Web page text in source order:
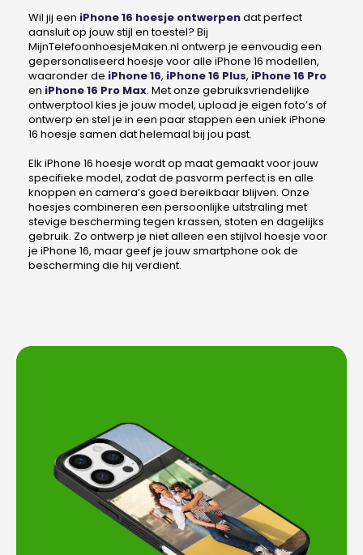
Wil jij een iPhone 16 hoesje ontwerpendat perfect
aansluit op jouw stijl en toestel? Bij
MijnTelefoonhoesjeMaken.nl ontwerp je eenvoudig een
gepersonaliseerd hoesje voor alle iPhone 16 modellen,
waaronder de iPhone 16, iPhone 16 Plus, iPhone 16 Pro
en iPhone 16 Pro Max. Met onze gebruiksvriendelijke
ontwerptool kies je jouw model, upload je eigen foto’s of
ontwerp en stel je in een paar stappen een uniek iPhone
16 hoesje samen dat helemaal bij jou past.
Elk iPhone 16 hoesje wordt op maat gemaakt voor jouw
specifieke model, zodat de pasvorm perfect is en alle
knoppen en camera’s goed bereikbaar blijven. Onze
hoesjes combineren een persoonlijke uitstraling met
stevige bescherming tegen krassen, stoten en dagelijks
gebruik. Zo ontwerp je niet alleen een stijlvol hoesje voor
je iPhone 16, maar geef je jouw smartphone ook de
bescherming die hij verdient.